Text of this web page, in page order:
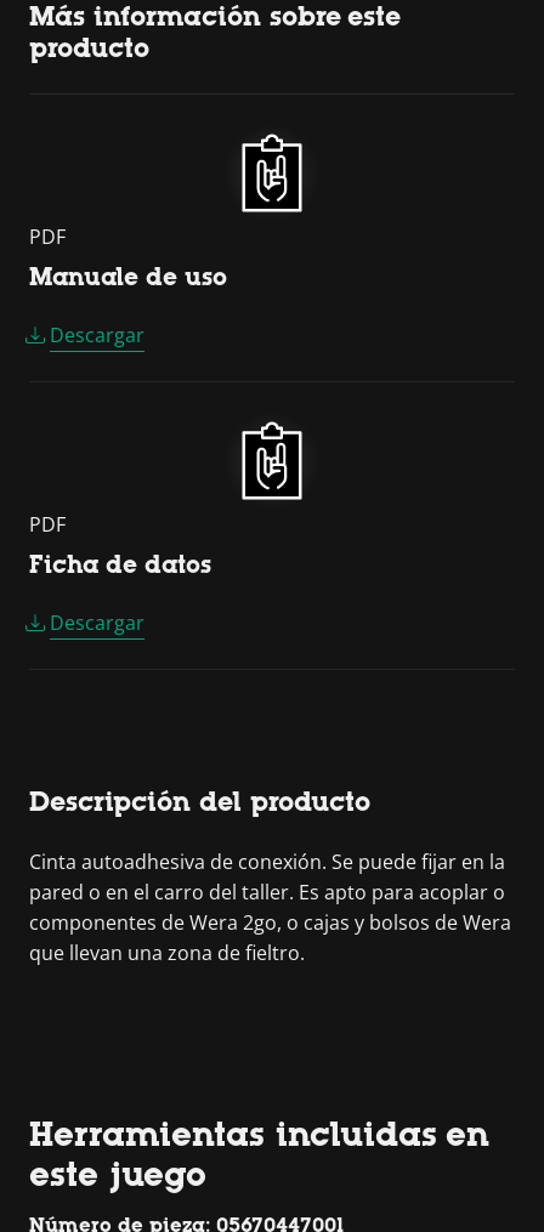
Más información sobre este
producto
PDF
Manuale de uso
Descargar
PDF
Ficha de datos
Descargar
Descripción del producto
Cinta autoadhesiva de conexión. Se puede fijar en la
pared o en el carro del taller. Es apto para acoplar o
componentes de Wera 2go, o cajas y bolsos de Wera
que llevan una zona de fieltro.
Herramientas incluidas en
este juego
Número de pieza: 05670447001